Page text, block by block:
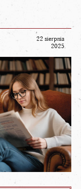
22 sierpnia
2025